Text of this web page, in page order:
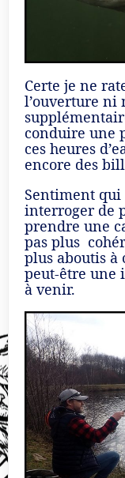
Certe je ne
l’ouverture ni
conduire une
ces heures
encore des
Sentiment qui
interroger de
prendre une
pas plus
plus aboutis à
peut-être une
à venir.